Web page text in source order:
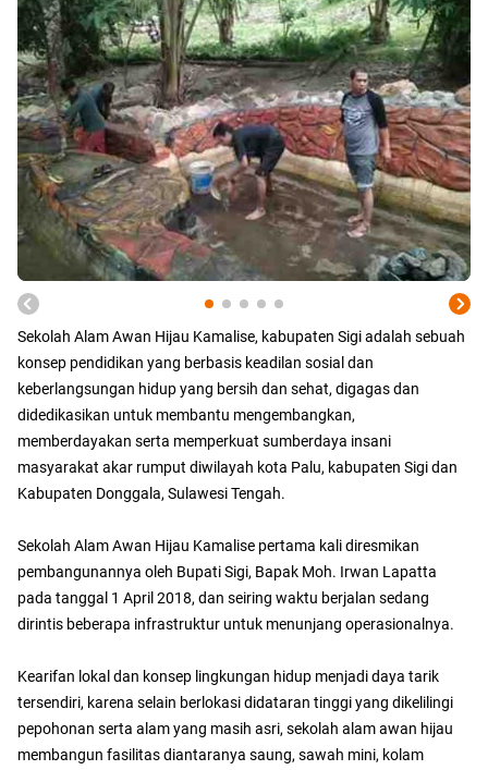
Sekolah Alam Awan Hijau Kamalise, kabupaten Sigi adalah sebuah
konsep pendidikan yang berbasis keadilan sosial dan
keberlangsungan hidup yang bersih dan sehat, digagas dan
didedikasikan untuk membantu mengembangkan,
memberdayakan serta memperkuat sumberdaya insani
masyarakat akar rumput diwilayah kota Palu, kabupaten Sigi dan
Kabupaten Donggala, Sulawesi Tengah.
Sekolah Alam Awan Hijau Kamalise pertama kali diresmikan
pembangunannya oleh Bupati Sigi, Bapak Moh. Irwan Lapatta
pada tanggal 1 April 2018, dan seiring waktu berjalan sedang
dirintis beberapa infrastruktur untuk menunjang operasionalnya.
Kearifan lokal dan konsep lingkungan hidup menjadi daya tarik
tersendiri, karena selain berlokasi didataran tinggi yang dikelilingi
pepohonan serta alam yang masih asri, sekolah alam awan hijau
membangun fasilitas diantaranya saung, sawah mini, kolam